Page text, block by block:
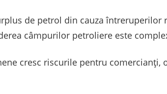
de petrol din cauza
câmpurilor petroliere este
cresc riscurile pentru